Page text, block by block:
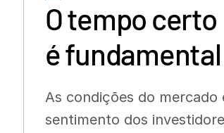
O tempo certo
é fundamental
As condições do mercado
sentimento dos